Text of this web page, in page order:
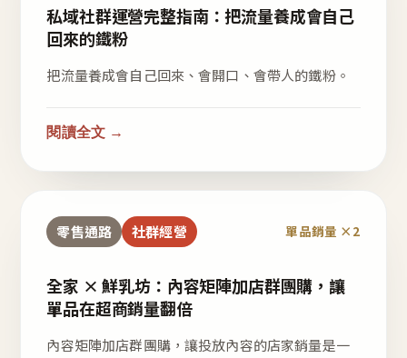
私域社群運營完整指南：把流量養成會自己
回來的鐵粉
把流量養成會自己回來、會開口、會帶人的鐵粉。
閱讀全文 →
零售通路 社群經營 單品銷量 ×2
全家 × 鮮乳坊：內容矩陣加店群團購，讓
單品在超商銷量翻倍
內容矩陣加店群團購，讓投放內容的店家銷量是一